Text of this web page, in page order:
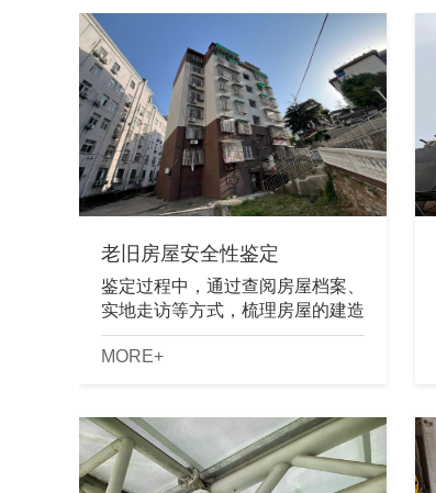
老旧房屋安全性鉴定
鉴定过程中，通过查阅房屋档案、
实地走访等方式，梳理房屋的建造
背景、结构类型及使用现状。重点
检查墙体裂缝、地基沉降、屋顶加
MORE+